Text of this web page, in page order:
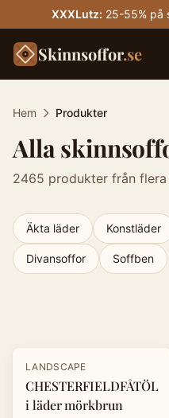
XXXLutz: 25-55% på
Skinnsoffor.se
Hem Produkter
Alla
2465 produkter från
Äkta läder Konstläder
Divansoffor Soffben
- 25%
LANDSCAPE
CHESTERFIELDFÅTÖLJ
i läder mörkbrun